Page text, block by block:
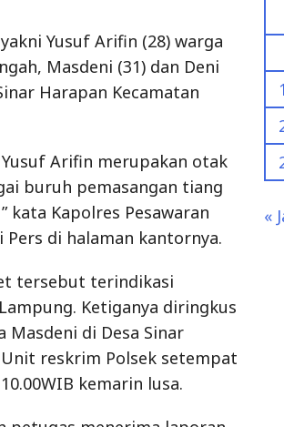
buruh pemasangan tiang
kata Kapolres Pesawaran
di halaman kantornya.
tersebut terindikasi
Ketiganya diringkus
di Desa Sinar
reskrim Polsek setempat
kemarin lusa.
petugas menerima laporan
PT Telkom yang
bidang internet.
sebagai pekerja,
yang sedang
tidak
«